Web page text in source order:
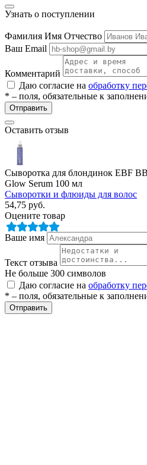
Узнать о поступлении
Фамилия Имя Отчество
Ваш Email
Комментарий
Даю согласие на обработку
* – поля, обязательные к
Отправить
Оставить отзыв
Сыворотка для блондинок EBF
Glow Serum 100 мл
Сыворотки и флюиды для волос
54,75 руб.
Оцените товар
Ваше имя
Текст отзыва
Не больше 300 символов
Даю согласие на обработку
* – поля, обязательные к
Отправить